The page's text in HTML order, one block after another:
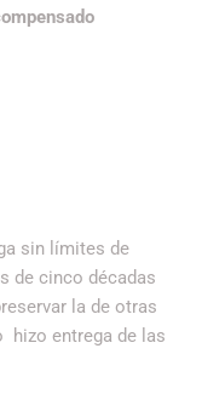
sin límites de
de cinco décadas
la de otras
hizo entrega de las